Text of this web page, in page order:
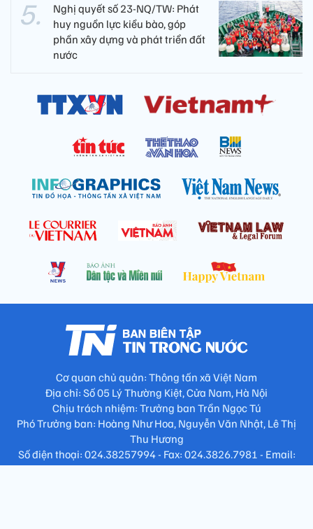
Nghị quyết số 23-NQ/TW: Phát
huy nguồn lực kiều bào, góp
phần xây dựng và phát triển đất
nước
Cơ quan chủ quản: Thông tấn xã Việt Nam
Địa chỉ: Số 05 Lý Thường Kiệt, Cửa Nam, Hà Nội
Chịu trách nhiệm: Trưởng ban Trần Ngọc Tú
Phó Trưởng ban: Hoàng Như Hoa, Nguyễn Văn Nhật, Lê Thị
Thu Hương
Số điện thoại: 024.38257994 - Fax: 024.3826.7981 - Email:
tap.phongbien@gmail.com